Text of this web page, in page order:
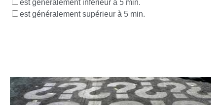
est généralement inférieur à 5 min.
est généralement supérieur à 5 min.